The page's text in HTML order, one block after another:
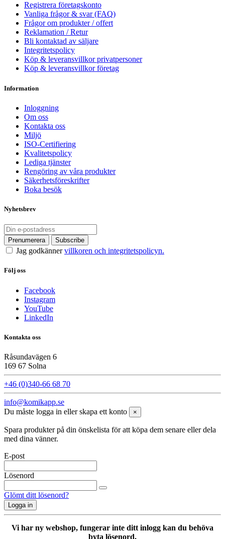
Registrera företagskonto
Vanliga frågor & svar (FAQ)
Frågor om produkter / offert
Reklamation / Retur
Bli kontaktad av säljare
Integritetspolicy
Köp & leveransvillkor privatpersoner
Köp & leveransvillkor företag
Information
Inloggning
Om oss
Kontakta oss
Miljö
ISO-Certifiering
Kvalitetspolicy
Lediga tjänster
Rengöring av våra produkter
Säkerhetsföreskrifter
Boka besök
Nyhetsbrev
Jag godkännervillkoren och integritetspolicyn.
Följ oss
Facebook
Instagram
YouTube
LinkedIn
Kontakta oss
Råsundavägen 6
169 67 Solna
+46 (0)340-66 68 70
info@komikapp.se
Du måste logga in eller skapa ett konto
×
Spara produkter på din önskelista för att köpa dem senare eller dela
med dina vänner.
E-post
Lösenord
Glömt ditt lösenord?
Logga in
Vi har ny webshop, fungerar inte ditt inlogg kan du behöva
byta lösenord.